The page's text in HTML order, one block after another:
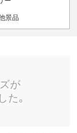
景品